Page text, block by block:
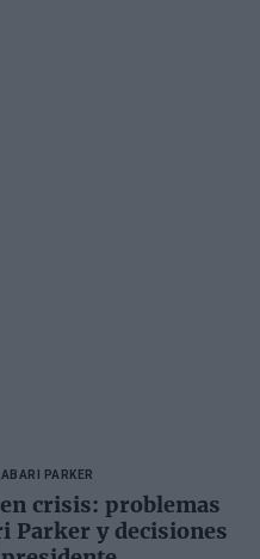
PARKER
crisis: problemas
Parker y decisiones